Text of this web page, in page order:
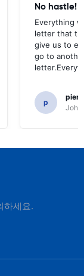
No hastle!
Everything
letter that
give us to
go to
p
하세요.